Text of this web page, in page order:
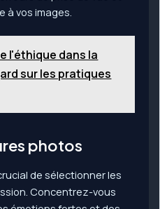
à vos images.
l'éthique dans la
sur les pratiques
photos
de sélectionner les
Concentrez-vous